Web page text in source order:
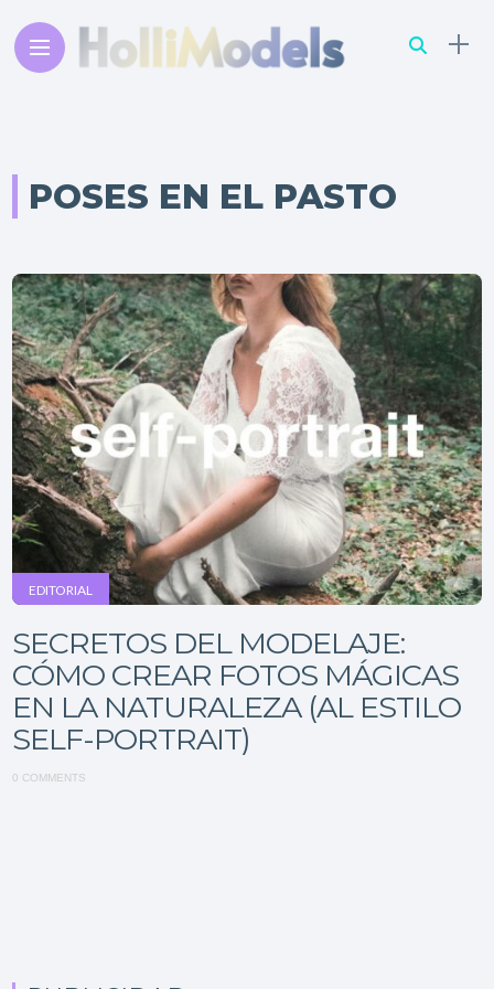
POSES EN EL PASTO
EDITORIAL
SECRETOS DEL MODELAJE:
CÓMO CREAR FOTOS MÁGICAS
EN LA NATURALEZA (AL ESTILO
SELF-PORTRAIT)
0 COMMENTS